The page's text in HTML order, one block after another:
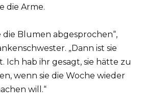
die Arme.
die Blumen abgesprochen“,
„Dann ist sie
Ich hab ihr gesagt, sie hätte zu
wenn sie die Woche wieder
will.“